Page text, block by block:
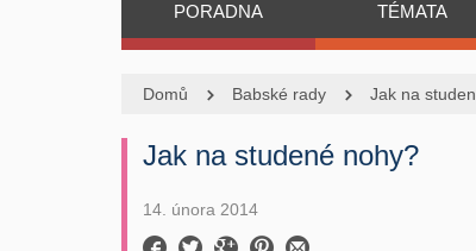
PORADNA TÉMATA
Domů Babské rady Jak na
Jak na studené nohy?
14. února 2014